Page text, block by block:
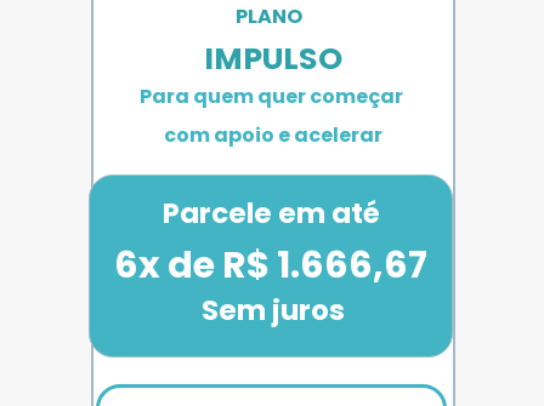
Parcele em até
6x de R$ 1.666,67
Sem juros
PLANO
IMPULSO
Para quem quer começar
com apoio e acelerar